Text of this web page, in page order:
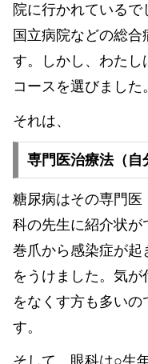
院に行かれているで
国立病院などの総合
す。しかし、わたし
コースを選びました。
それは、
専門医治療法（自
糖尿病はその専門
科の先生に紹介状
巻爪から感染症が
をうけました。気
をなくす方も多い
す。